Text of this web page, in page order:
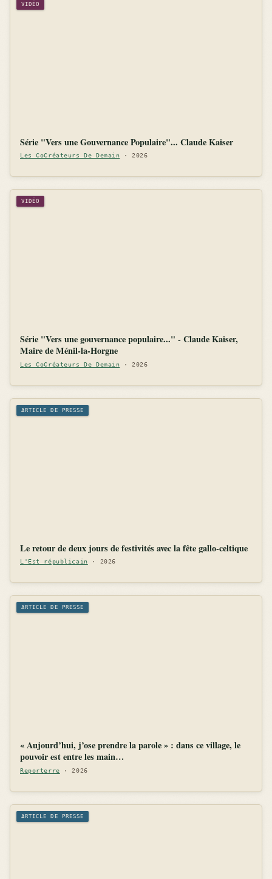
VIDÉO
Série "Vers une Gouvernance Populaire"... Claude Kaiser
Les CoCréateurs De Demain · 2026
VIDÉO
Série "Vers une gouvernance populaire..." - Claude Kaiser,
Maire de Ménil-la-Horgne
Les CoCréateurs De Demain · 2026
ARTICLE DE PRESSE
Le retour de deux jours de festivités avec la fête gallo-celtique
L'Est républicain · 2026
ARTICLE DE PRESSE
« Aujourd’hui, j’ose prendre la parole » : dans ce village, le
pouvoir est entre les main…
Reporterre · 2026
ARTICLE DE PRESSE